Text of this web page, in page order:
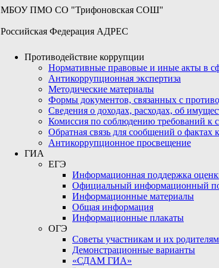
МБОУ ПМО СО "Трифоновская СОШ"
Российская Федерация АДРЕС
Противодействие коррупции
Нормативные правовые и иные акты в
Антикоррупционная экспертиза
Методические материалы
Формы документов, связанных с
Сведения о доходах, расходах, об
Комиссия по соблюдению требований к
Обратная связь для сообщений о фактах
Антикоррупционное просвещение
ГИА
ЕГЭ
Информационная поддержка
Официальный информационный
Информационные материалы
Общая информация
Информационные плакаты
ОГЭ
Советы участникам и их родителям
Демонстрационные варианты
«СДАМ ГИА»